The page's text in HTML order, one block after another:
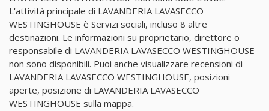
L'attività principale di LAVANDERIA LAVASECCO
WESTINGHOUSE è Servizi sociali, incluso 8 altre
destinazioni. Le informazioni su proprietario, direttore o
responsabile di LAVANDERIA LAVASECCO WESTINGHOUSE
non sono disponibili. Puoi anche visualizzare recensioni di
LAVANDERIA LAVASECCO WESTINGHOUSE, posizioni
aperte, posizione di LAVANDERIA LAVASECCO
WESTINGHOUSE sulla mappa.